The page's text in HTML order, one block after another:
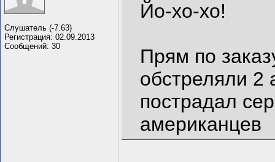
Слушатель (-7.63)
Регистрация: 02.09.2013
Сообщений: 30
Йо-хо-хо!
Прям по
обстреляли 2
пострадал
американцев